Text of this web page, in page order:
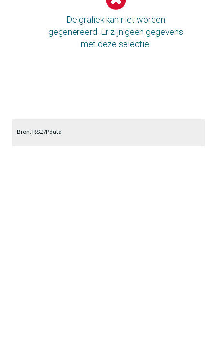
De grafiek kan niet worden
gegenereerd. Er zijn geen gegevens
met deze selectie.
Bron: RSZ/Pdata